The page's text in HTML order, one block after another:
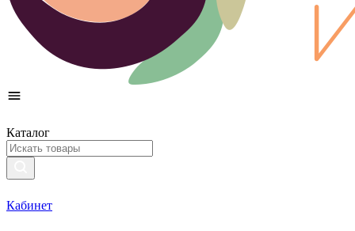
Каталог
Кабинет